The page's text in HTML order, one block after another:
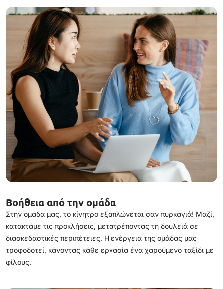
Βοήθεια από την ομάδα
Στην ομάδα μας, το κίνητρο εξαπλώνεται σαν πυρκαγιά! Μαζί,
κατακτάμε τις προκλήσεις, μετατρέποντας τη δουλειά σε
διασκεδαστικές περιπέτειες. Η ενέργεια της ομάδας μας
τροφοδοτεί, κάνοντας κάθε εργασία ένα χαρούμενο ταξίδι με
φίλους.